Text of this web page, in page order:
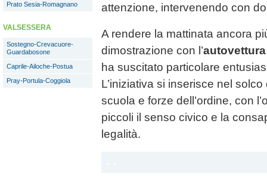
Prato Sesia-Romagnano
VALSESSERA
Sostegno-Crevacuore-
Guardabosone
Caprile-Ailoche-Postua
Pray-Portula-Coggiola
attenzione, intervenendo con
A rendere la mattinata ancora
dimostrazione con l’
ha suscitato particolare
L’iniziativa si inserisce nel
scuola e forze dell’ordine, con
piccoli il senso civico e la
legalità.